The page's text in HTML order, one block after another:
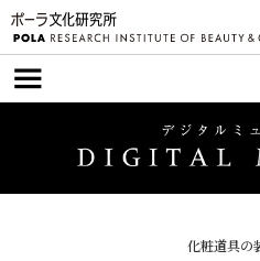
化粧道具の